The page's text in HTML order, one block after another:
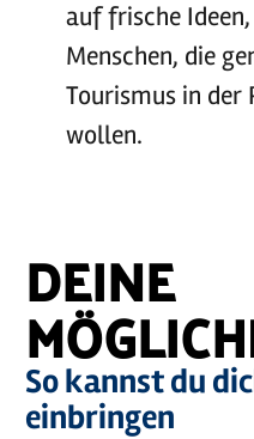
auf frische
Menschen, die
Tourismus in der
wollen.
DEINE
So kannst du
einbringen